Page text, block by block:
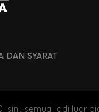
DAN SYARAT
sini, semua jadi luar